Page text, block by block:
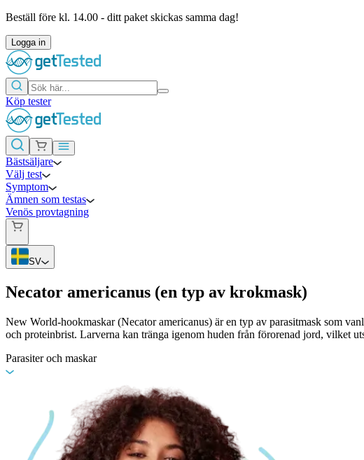
Beställ före kl. 14.00 - ditt paket skickas samma dag!
Logga in
Köp tester
Bästsäljare
Välj test
Symptom
Ämnen som testas
Venös provtagning
SV
Necator americanus (en typ av krokmask)
New World-hookmaskar (Necator americanus) är en typ av parasitmask som
och proteinbrist. Larverna kan tränga igenom huden från förorenad jord, vilket
Parasiter och maskar